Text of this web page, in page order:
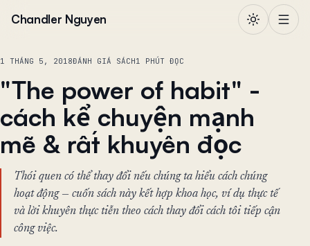
Chandler Nguyen
1 THÁNG 5, 2018ĐÁNH GIÁ SÁCH1 PHÚT ĐỌC
"The power of habit" -
cách kể chuyện mạnh
mẽ & rất khuyên đọc
Thói quen có thể thay đổi nếu chúng ta hiểu cách chúng
hoạt động — cuốn sách này kết hợp khoa học, ví dụ thực tế
và lời khuyên thực tiễn theo cách thay đổi cách tôi tiếp cận
công việc.